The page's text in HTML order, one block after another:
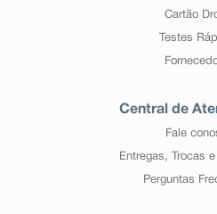
Cartão
Testes
Central de
Fale
Entregas, Trocas
Perguntas